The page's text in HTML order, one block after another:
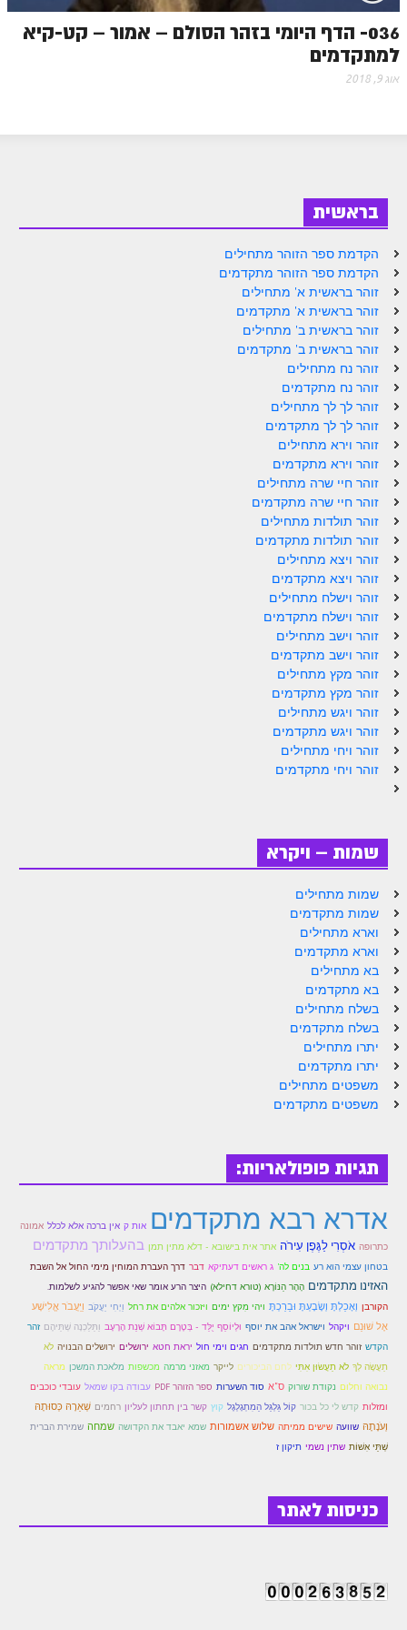
הזוהר הקדוש – קדושים למתחילים
הזוהר הקדוש פרשת בהר – מתקדמים
זוהר בחוקותי למתחילים
זוהר הקדוש בחוקותי למתקדמים
ספר הזוהר – במדבר
זוהר במדבר מתקדמים
זוהר נשא למתחילים
זוהר נשא למתקדמים
זוהר בהעלותך למתקדמים
זוהר שלח לך למתחילים
זוהר שלח לך למתקדמים
זוהר קורח למתקדמים
חוקת למתחילים
חוקת מתקדמים
זוהר בלק למתחילים
זוהר פנחס למתקדמים
ספר הזוהר – דברים
זוהר ואתחנן למתחילים
זוהר ואתחנן למתקדמים
זוהר עקב מתחילים
זוהר הקדוש עקב למתקדמים
זהר שופטים מתחילים
זהר שופטים מתקדמים
זוהר כי תצא מתקדמים
שידור חי
תגיות ונושאים
אודות האתר
אודות אתר הזוהר היומי
אודות בית מדרש הסולם
גדולי ישראל על הזוהר
תרומות
036- הדף היומי בזהר הסולם – אמור – קט-קיא
למתקדמים
אוג 9, 2018
בראשית
הקדמת ספר הזוהר מתחילים
הקדמת ספר הזוהר מתקדמים
זוהר בראשית א' מתחילים
זוהר בראשית א' מתקדמים
זוהר בראשית ב' מתחילים
זוהר בראשית ב' מתקדמים
זוהר נח מתחילים
זוהר נח מתקדמים
זוהר לך לך מתחילים
זוהר לך לך מתקדמים
זוהר וירא מתחילים
זוהר וירא מתקדמים
זוהר חיי שרה מתחילים
זוהר חיי שרה מתקדמים
זוהר תולדות מתחילים
זוהר תולדות מתקדמים
זוהר ויצא מתחילים
זוהר ויצא מתקדמים
זוהר וישלח מתחילים
זוהר וישלח מתקדמים
זוהר וישב מתחילים
זוהר וישב מתקדמים
זוהר מקץ מתחילים
זוהר מקץ מתקדמים
זוהר ויגש מתחילים
זוהר ויגש מתקדמים
זוהר ויחי מתחילים
זוהר ויחי מתקדמים
שמות – ויקרא
שמות מתחילים
שמות מתקדמים
וארא מתחילים
וארא מתקדמים
בא מתחילים
בא מתקדמים
בשלח מתחילים
בשלח מתקדמים
יתרו מתחילים
יתרו מתקדמים
משפטים מתחילים
משפטים מתקדמים
תגיות פופולאריות:
אדרא רבא מתקדמים אות ק אין ברכה אלא לכלל אמונה
כתרופה אֹסְרִי לַגֶּפֶן עִירֹה אתר אית בישובא - דלא מתין תמן בהעלותך מתקדמים
בטחון עצמי הוא רע בנים לה' ג ראשים דעתיקא דבר דרך העברת המוחין מימי החול אל השבת
האזינו מתקדמים הָהָר הַנּוֹרָא (טורא דחילא) היצר הרע אומר שאי אפשר להגיע לשלמות.
הקורבן וְאָכַלְתָּ וְשָׂבָעְתָּ וּבֵרַכְתָּ ויהי מִקץ ימים ויזכור אלהים את רחל וַיְחִי יַעֲקֹב וַיַּעֲבֹר אֱלִישָׁע
אֶל שׁוּנֵם ויקהל וישראל אהב את יוסף וּלְיוֹסֵף יֻלַּד - בְּטֶרֶם תָּבוֹא שְׁנַת הָרָעָב וַתֵּלַכְנָה שְׁתֵּיהֶם זהר
הקדש זוהר חדש תולדות מתקדמים חגים וימי חול יראת חטא ירושלים ירושלים הבנויה לֹא
תַעֲשֶׂה לְךָ לֹא תַעֲשׂוּן אִתִּי לחם הביכורים לייקר מאזני מרמה מכשפות מלאכת המשכן מראה
נבואה וחלום נקודת שורוק ס"א סוד השערות ספר הזוהר PDF עבודה בקו שמאל עובדי כוכבים
ומזלות קדש לי כל בכור קוֹל גַּלְגַּל הַמִתְגָלְגֶל קוץ קשר בין תחתון לעליון רחמים שְׁאֵרָהּ כְּסוּתָהּ
וְעֹנָתָהּ שוועה שישים ממיתה שלוש אשמורות שמא יאבד את הקדושה שמחה שמירת הברית
שְׁתֵּי אִשׁוֹת שתין נשמי תיקון ז
כניסות לאתר